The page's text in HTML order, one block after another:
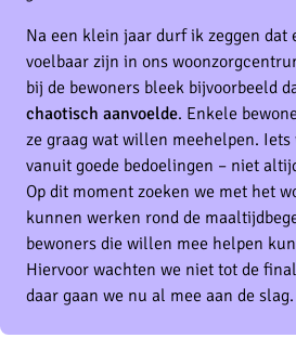
Na een klein jaar durf ik zeggen dat
voelbaar zijn in ons
bij de bewoners bleek bijvoorbeeld
chaotisch aanvoelde. Enkele
ze graag wat willen meehelpen.
vanuit goede bedoelingen – niet
Op dit moment zoeken we met het
kunnen werken rond de
bewoners die willen mee helpen
Hiervoor wachten we niet tot de
daar gaan we nu al mee aan de slag.